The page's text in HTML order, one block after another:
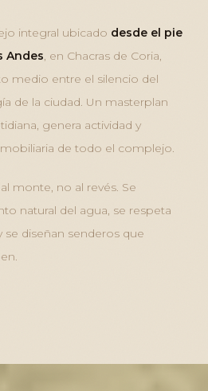
integral ubicado desde el pie
Andes, en Chacras de Coria,
medio entre el silencio del
de la ciudad. Un masterplan
genera actividad y
de todo el complejo.
monte, no al revés. Se
natural del agua, se respeta
se diseñan senderos que